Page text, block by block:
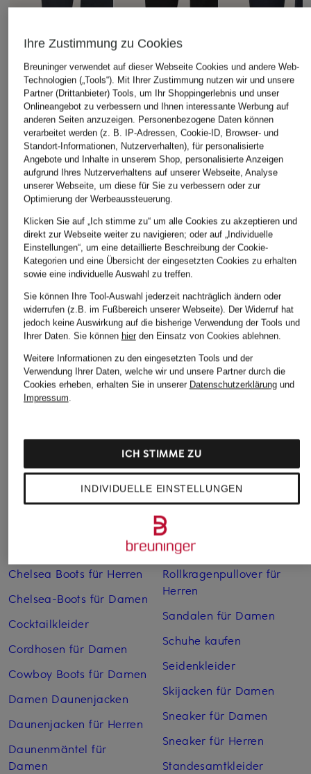
+Aktionsrabatt
Marc O'Polo
Overjacket
59,99 €
Bestpreis:50,99 €
Ursprünglich:
129,95 €
+Aktionsrabatt
HARRIS WHARF
LONDON
Jersey-Overjacket
259,99 €
Bestpreis:254,99 €
Ursprünglich:450 €
HARRIS WHARF
LONDON
Overjacket
570 €
Weitere Kategorien
Bikinis Damen
Cabanjacken für Damen
Chelsea Boots für Herren
Chelsea-Boots für Damen
Cocktailkleider
Cordhosen für Damen
Cowboy Boots für Damen
Damen Daunenjacken
Daunenjacken für Herren
Daunenmäntel für
Damen
Lange Ballkleider
Lederjacken für Damen
Parkas für Herren
Pullover für Damen
Rollkragenpullover für
Herren
Sandalen für Damen
Schuhe kaufen
Seidenkleider
Skijacken für Damen
Sneaker für Damen
Sneaker für Herren
Standesamtkleider
Ihre Zustimmung zu Cookies
Breuninger verwendet auf dieser Webseite Cookies und andere Web-
Technologien („Tools“). Mit Ihrer Zustimmung nutzen wir und unsere
Partner (Drittanbieter) Tools, um Ihr Shoppingerlebnis und unser
Onlineangebot zu verbessern und Ihnen interessante Werbung auf
anderen Seiten anzuzeigen. Personenbezogene Daten können
verarbeitet werden (z. B. IP-Adressen, Cookie-ID, Browser- und
Standort-Informationen, Nutzerverhalten), für personalisierte
Angebote und Inhalte in unserem Shop, personalisierte Anzeigen
aufgrund Ihres Nutzerverhaltens auf unserer Webseite, Analyse
unserer Webseite, um diese für Sie zu verbessern oder zur
Optimierung der Werbeaussteuerung.
Klicken Sie auf „Ich stimme zu“ um alle Cookies zu akzeptieren und
direkt zur Webseite weiter zu navigieren; oder auf „Individuelle
Einstellungen“, um eine detaillierte Beschreibung der Cookie-
Kategorien und eine Übersicht der eingesetzten Cookies zu erhalten
sowie eine individuelle Auswahl zu treffen.
Sie können Ihre Tool-Auswahl jederzeit nachträglich ändern oder
widerrufen (z.B. im Fußbereich unserer Webseite). Der Widerruf hat
jedoch keine Auswirkung auf die bisherige Verwendung der Tools und
Ihrer Daten. Sie können hierden Einsatz von Cookies ablehnen.
Weitere Informationen zu den eingesetzten Tools und der
Verwendung Ihrer Daten, welche wir und unsere Partner durch die
Cookies erheben, erhalten Sie in unserer Datenschutzerklärungund
Impressum.
INDIVIDUELLE EINSTELLUNGEN
ICH STIMME ZU